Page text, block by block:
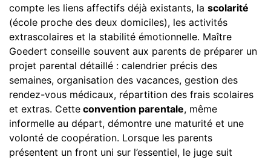
compte les liens affectifs déjà existants, la scolarité
(école proche des deux domiciles), les activités
extrascolaires et la stabilité émotionnelle. Maître
Goedert conseille souvent aux parents de préparer un
projet parental détaillé : calendrier précis des
semaines, organisation des vacances, gestion des
rendez-vous médicaux, répartition des frais scolaires
et extras. Cette convention parentale, même
informelle au départ, démontre une maturité et une
volonté de coopération. Lorsque les parents
présentent un front uni sur l’essentiel, le juge suit